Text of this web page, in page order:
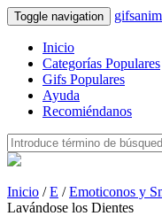
Toggle navigation
Inicio
Categorías Populares
Gifs Populares
Ayuda
Recomiéndanos
Inicio /E /Emoticonos y
Lavándose los Dientes